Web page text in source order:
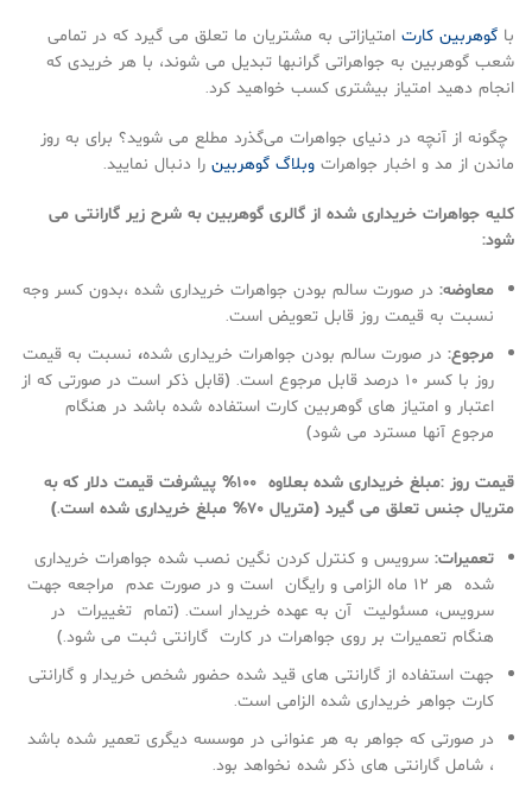
با گوهربین کارت امتیازاتی به مشتریان ما تعلق می گیرد که در تمامی
شعب گوهربین به جواهراتی گرانبها تبدیل می شوند، با هر خریدی که
انجام دهید امتیاز بیشتری کسب خواهید کرد.
چگونه از آنچه در دنیای جواهرات می‌گذرد مطلع می شوید؟ برای به‌ روز
ماندن از مد و اخبار جواهرات وبلاگ گوهربین را دنبال نمایید.
كليه جواهرات خريداری شده از گالری گوهربين به شرح زير گارانتی می
شود:
معاوضه: در صورت سالم بودن جواهرات خريداری شده ،بدون كسر وجه
نسبت به قيمت روز قابل تعويض است.
مرجوع: در صورت سالم بودن جواهرات خريداری شده، نسبت به قيمت
روز با كسر ۱۰ درصد قابل مرجوع است. (قابل ذكر است در صورتی كه از
اعتبار و امتياز های گوهربين كارت استفاده شده باشد در هنگام
مرجوع آنها مسترد می شود)
قيمت روز :مبلغ خريداری شده بعلاوه ۱۰۰% پيشرفت قيمت دلار كه به
متريال جنس تعلق می گيرد (متريال ۷۰% مبلغ خريداری شده است.)
تعميرات: سرويس و كنترل كردن نگين نصب شده جواهرات خريداری
شده هر ۱۲ ماه الزامی و رايگان است و در صورت عدم مراجعه جهت
سرويس، مسئوليت آن به عهده خريدار است. (تمام تغييرات در
هنگام تعميرات بر روی جواهرات در كارت گارانتی ثبت می شود.)
جهت استفاده از گارانتی های قيد شده حضور شخص خريدار و گارانتی
كارت جواهر خريداری شده الزامی است.
در صورتی كه جواهر به هر عنوانی در موسسه ديگری تعمير شده باشد
،‌ شامل گارانتی های ذكر شده نخواهد بود.